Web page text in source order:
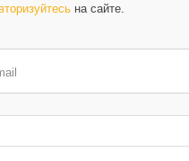
на сайте.